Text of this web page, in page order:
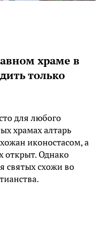
храме в
только
для любого
храмах алтарь
иконостасом, а
открыт. Однако
святых схожи во